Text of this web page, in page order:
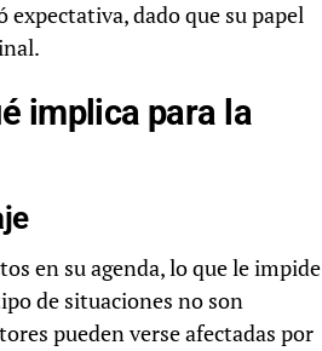
expectativa, dado que su papel
implica para la
en su agenda, lo que le impide
de situaciones no son
pueden verse afectadas por